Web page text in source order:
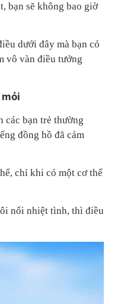
bạn sẽ không bao giờ
dưới đây mà bạn có
vô vàn điều tưởng
các bạn trẻ thường
đồng hồ đã cảm
chỉ khi có một cơ thể
nổi nhiệt tình, thì điều